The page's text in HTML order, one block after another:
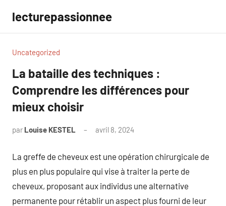
contenu
lecturepassionnee
Uncategorized
La bataille des techniques :
Comprendre les différences pour
mieux choisir
par Louise KESTEL avril 8, 2024
La greffe de cheveux est une opération chirurgicale de
plus en plus populaire qui vise à traiter la perte de
cheveux, proposant aux individus une alternative
permanente pour rétablir un aspect plus fourni de leur